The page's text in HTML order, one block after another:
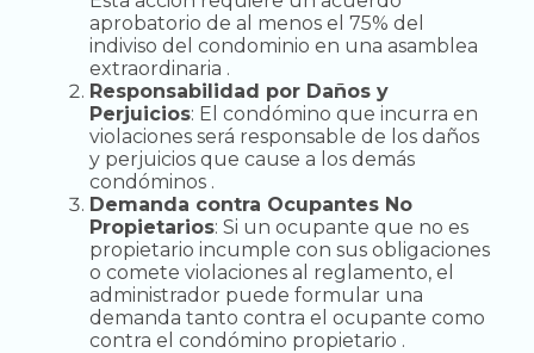
aprobatorio de al menos el 75% del
indiviso del condominio en una asamblea
extraordinaria .
Responsabilidad por Daños y
Perjuicios: El condómino que incurra en
violaciones será responsable de los daños
y perjuicios que cause a los demás
condóminos .
Demanda contra Ocupantes No
Propietarios: Si un ocupante que no es
propietario incumple con sus obligaciones
o comete violaciones al reglamento, el
administrador puede formular una
demanda tanto contra el ocupante como
contra el condómino propietario .